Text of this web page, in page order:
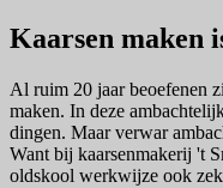
Kaarsen maken
Al ruim 20 jaar beoefenen
maken. In deze
dingen. Maar verwar
Want bij kaarsenmakerij 't
oldskool werkwijze ook